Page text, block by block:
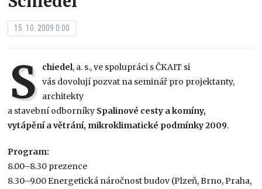
15. 10. 2009 0:00
S chiedel, a. s., ve spolupráci s ČKAIT si
vás dovolují pozvat na seminář pro projektanty,
architekty
a stavební odborníky Spalinové cesty a komíny,
vytápění a větrání, mikroklimatické podmínky 2009.
Program:
8.00–8.30 prezence
8.30–9.00 Energetická náročnost budov (Plzeň, Brno, Praha,